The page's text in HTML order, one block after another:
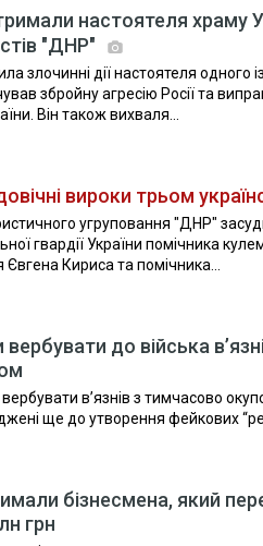
настоятеля
"ДНР"
злочинні дії настоятеля одного
збройну агресію Росії та
Він також вихваля...
вироки трьом
угруповання "ДНР"
гвардії України помічника
Кириса та помічника...
до війська
в’язнів з тимчасово
ще до утворення фейкових
бізнесмена, який
грн